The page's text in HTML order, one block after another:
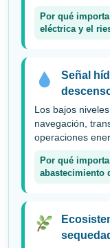
Por qué
eléctrica y el
Señal
Los bajos
navegación,
operaciones
Por qué
abastecimiento